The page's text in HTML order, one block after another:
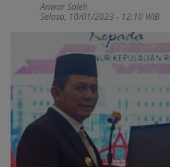
Anwar Saleh
Selasa, 10/01/2023 - 12:10 WIB